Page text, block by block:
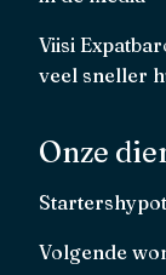
Viisi
veel sneller
Onze
Volgende